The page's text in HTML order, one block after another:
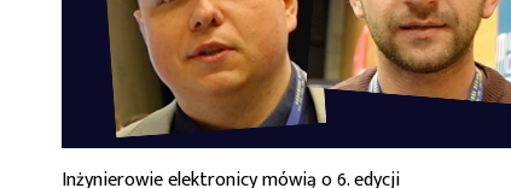
Inżynierowie elektronicy mówią o 6. edycji